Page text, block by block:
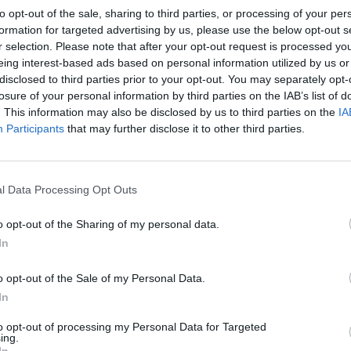
opt-out of the sale, sharing to third parties, or processing of your
for targeted advertising by us, please use the below opt-out
selection. Please note that after your opt-out request is processed
interest-based ads based on personal information utilized by us
to third parties prior to your opt-out. You may separately
of your personal information by third parties on the IAB’s list of
This information may also be disclosed by us to third parties on the
Participants that may further disclose it to other third parties.
Data Processing Opt Outs
opt-out of the Sharing of my personal data.
opt-out of the Sale of my Personal Data.
opt-out of processing my Personal Data for Targeted
rossz nap a munkahelyen, egy kezdődő betegség,
bele egy vitába, illetve, ha figyelmezteted a
általában. Írj sms-t a szerelmednek, még mielőtt
veled a banki ügyeket vagy a
napom volt. Kicsit feszkósabb vagyok, mint máskor,
A férfiak általában úgy érzik a közelséget, az oldott
tehát, hogy ha nem érzed úgy, hogy egy téma
meg pontosan, miért mondasz nemet. Öleld át a
arra, hogy egy kicsit megnyugodjak. Szeretnék
rendben?”